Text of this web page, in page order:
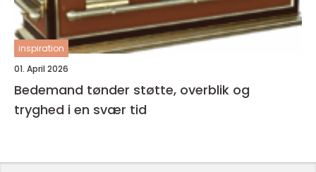
inspiration
01. April 2026
Bedemand tønder støtte, overblik og
tryghed i en svær tid